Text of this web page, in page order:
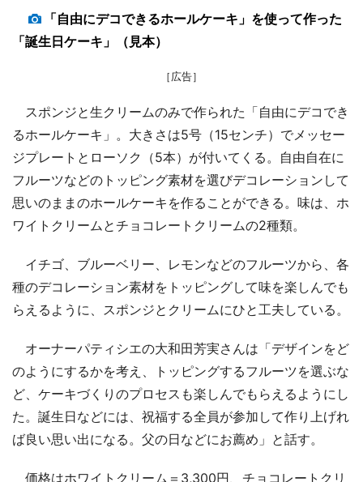
「自由にデコできるホールケーキ」を使って作った
「誕生日ケーキ」（見本）
［広告］
スポンジと生クリームのみで作られた「自由にデコでき
るホールケーキ」。大きさは5号（15センチ）でメッセー
ジプレートとローソク（5本）が付いてくる。自由自在に
フルーツなどのトッピング素材を選びデコレーションして
思いのままのホールケーキを作ることができる。味は、ホ
ワイトクリームとチョコレートクリームの2種類。
イチゴ、ブルーベリー、レモンなどのフルーツから、各
種のデコレーション素材をトッピングして味を楽しんでも
らえるように、スポンジとクリームにひと工夫している。
オーナーパティシエの大和田芳実さんは「デザインをど
のようにするかを考え、トッピングするフルーツを選ぶな
ど、ケーキづくりのプロセスも楽しんでもらえるようにし
た。誕生日などには、祝福する全員が参加して作り上げれ
ば良い思い出になる。父の日などにお薦め」と話す。
価格はホワイトクリーム＝3,300円、チョコレートクリ